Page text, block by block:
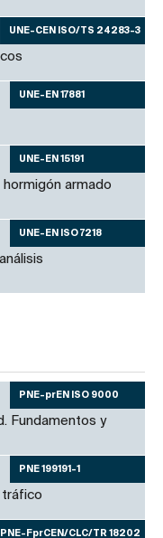
UNE-CEN ISO/TS 24283-3
UNE-EN 17881
UNE-EN 15191
armado
UNE-EN ISO 7218
PNE-prEN ISO 9000
Fundamentos y
PNE 199191-1
tráfico
PNE-FprCEN/CLC/TR 18202